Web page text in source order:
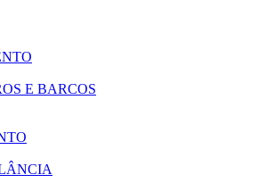
E BARCOS